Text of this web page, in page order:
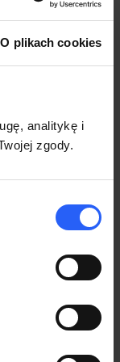
O plikach cookies
analitykę i
zgody.
z
link.